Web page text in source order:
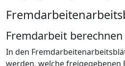
Fremdarbeit berechnen
In den
werden, welche freigegebenen